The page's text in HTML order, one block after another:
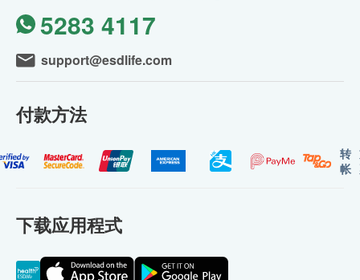
5283 4117
support@esdlife.com
付款方法
转
帐
下载应用程式